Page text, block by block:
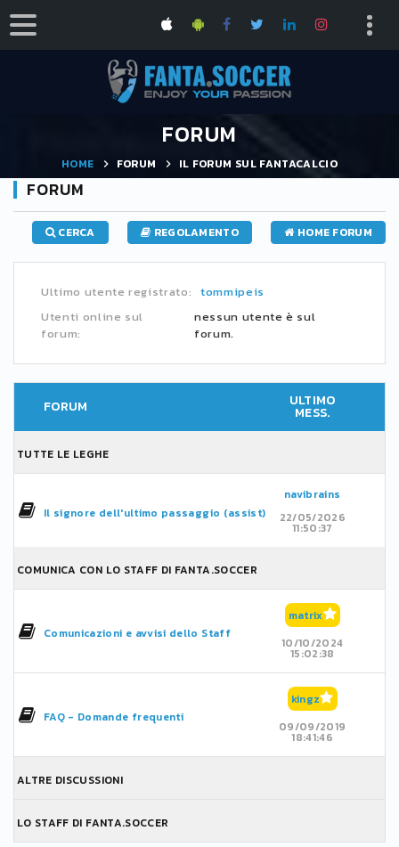
FORUM
HOME FORUM IL FORUM SUL FANTACALCIO
FORUM
CERCA REGOLAMENTO HOME FORUM
Ultimo utente registrato: tommipeis
Utenti online sul
forum:
nessun utente è sul
forum.
FORUM ULTIMO
MESS.
TUTTE LE LEGHE
Il signore dell'ultimo passaggio (assist)
navibrains
22/05/2026
11:50:37
COMUNICA CON LO STAFF DI FANTA.SOCCER
Comunicazioni e avvisi dello Staff
matrix
10/10/2024
15:02:38
FAQ - Domande frequenti
kingz
09/09/2019
18:41:46
ALTRE DISCUSSIONI
LO STAFF DI FANTA.SOCCER